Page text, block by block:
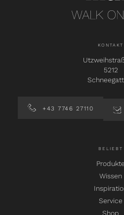
KONTAKT
5212
+43 7746 27110
BELIEBT
Produkte
Wissen
Service
Shop